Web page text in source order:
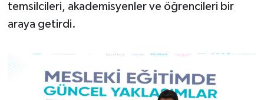
temsilcileri, akademisyenler ve öğrencileri bir
araya getirdi.
SEYAHAT